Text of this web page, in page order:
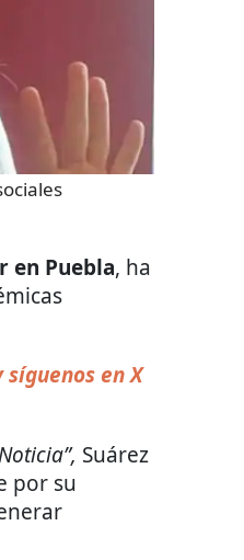
en Puebla, ha
en X
Suárez
por su